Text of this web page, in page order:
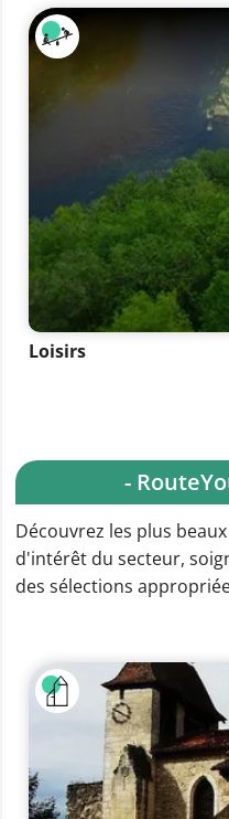
Loisirs
-
Découvrez les plus
d'intérêt du secteur,
des sélections